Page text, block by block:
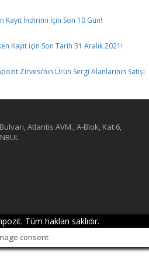
Kayıt İndirimi İçin Son 10 Gün!
Kayıt için Son Tarih 31 Aralık 2021!
Zirvesi’nin Ürün Sergi Alanlarının Satışı
Atlantis AVM., A-Blok, Kat:6,
Tüm hakları saklıdır.
consent